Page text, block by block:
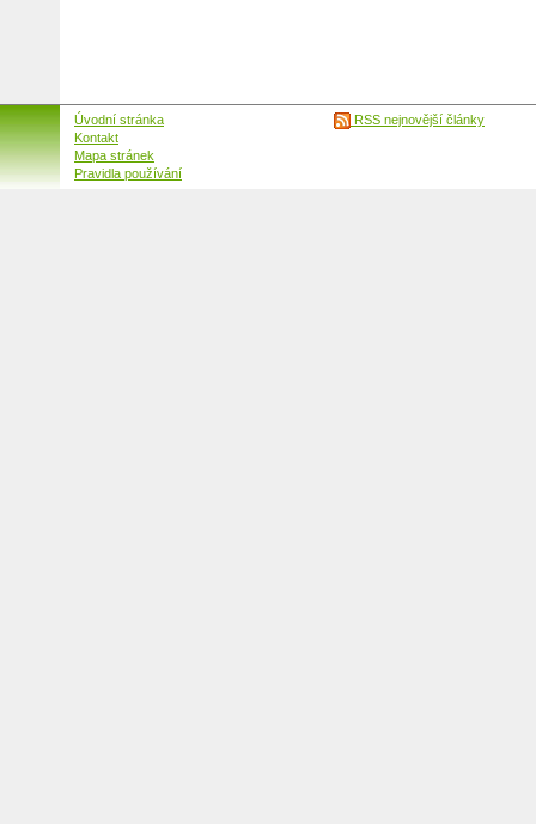
Úvodní stránka
Kontakt
Mapa stránek
Pravidla používání
RSS nejnovější články